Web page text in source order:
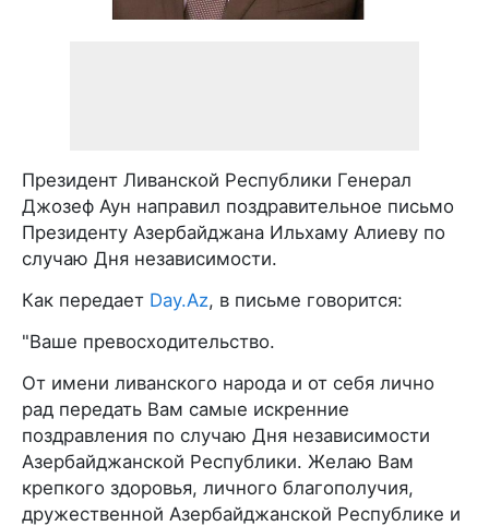
Президент Ливанской Республики Генерал
Джозеф Аун направил поздравительное письмо
Президенту Азербайджана Ильхаму Алиеву по
случаю Дня независимости.
Как передает Day.Az, в письме говорится:
"Ваше превосходительство.
От имени ливанского народа и от себя лично
рад передать Вам самые искренние
поздравления по случаю Дня независимости
Азербайджанской Республики. Желаю Вам
крепкого здоровья, личного благополучия,
дружественной Азербайджанской Республике и